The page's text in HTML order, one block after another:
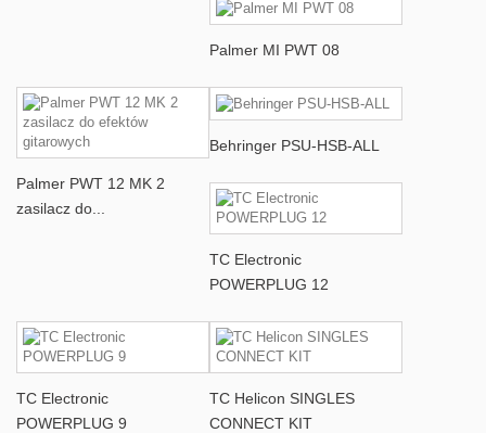
Palmer MI PWT 08
Palmer PWT 12 MK 2
zasilacz do...
Behringer PSU-HSB-ALL
TC Electronic
POWERPLUG 12
TC Electronic
POWERPLUG 9
TC Helicon SINGLES
CONNECT KIT